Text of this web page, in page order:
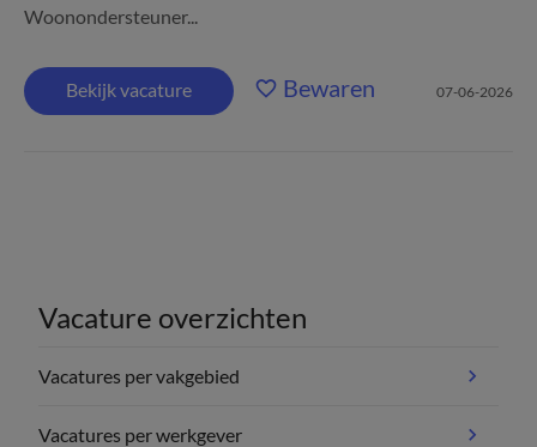
Woonondersteuner...
Bekijk vacature Bewaren 07-06-2026
Vacature overzichten
Vacatures per vakgebied
Vacatures per werkgever